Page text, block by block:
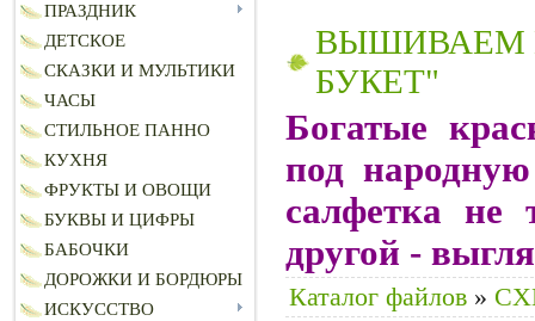
ПРАЗДНИК
ДЕТСКОЕ
СКАЗКИ И МУЛЬТИКИ
ЧАСЫ
СТИЛЬНОЕ ПАННО
КУХНЯ
ФРУКТЫ И ОВОЩИ
БУКВЫ И ЦИФРЫ
БАБОЧКИ
ДОРОЖКИ И БОРДЮРЫ
ИСКУССТВО
ВЫШИВАЕМ
БУКЕТ"
Богатые
под
салфетка не
другой -
Каталог файлов »